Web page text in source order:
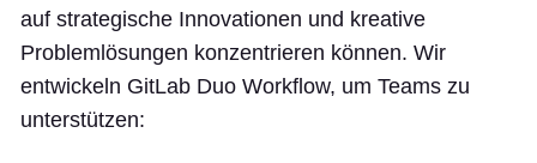
auf strategische Innovationen und kreative
Problemlösungen konzentrieren können. Wir
entwickeln GitLab Duo Workflow, um Teams zu
unterstützen: